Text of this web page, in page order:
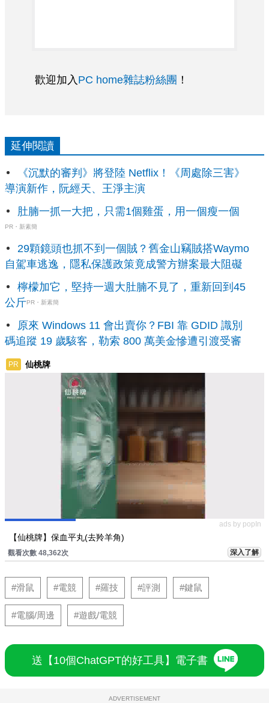
歡迎加入 PC home雜誌粉絲團 ！
延伸閱讀
《沉默的審判》將登陸 Netflix！《周處除三害》
導演新作，阮經天、王淨主演
肚腩一抓一大把，只需1個雞蛋，用一個瘦一個
PR・新素簡
29顆鏡頭也抓不到一個賊？舊金山竊賊搭Waymo
自駕車逃逸，隱私保護政策竟成警方辦案最大阻礙
檸檬加它，堅持一週大肚腩不見了，重新回到45
公斤PR・新素簡
原來 Windows 11 會出賣你？FBI 靠 GDID 識別
碼追蹤 19 歲駭客，勒索 800 萬美金慘遭引渡受審
PR 仙桃牌
ads by popIn
【仙桃牌】保血平丸(去羚羊角)
觀看次數 48,362次 深入了解
#滑鼠 #電競 #羅技 #評測 #鍵鼠
#電腦/周邊 #遊戲/電競
送【10個ChatGPT的好工具】電子書
ADVERTISEMENT